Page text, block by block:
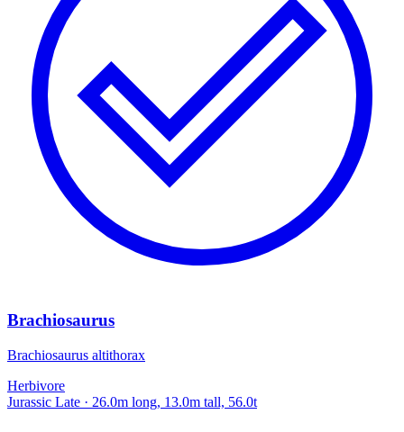
Brachiosaurus
Brachiosaurus altithorax
Herbivore
Jurassic Late · 26.0m long, 13.0m tall, 56.0t